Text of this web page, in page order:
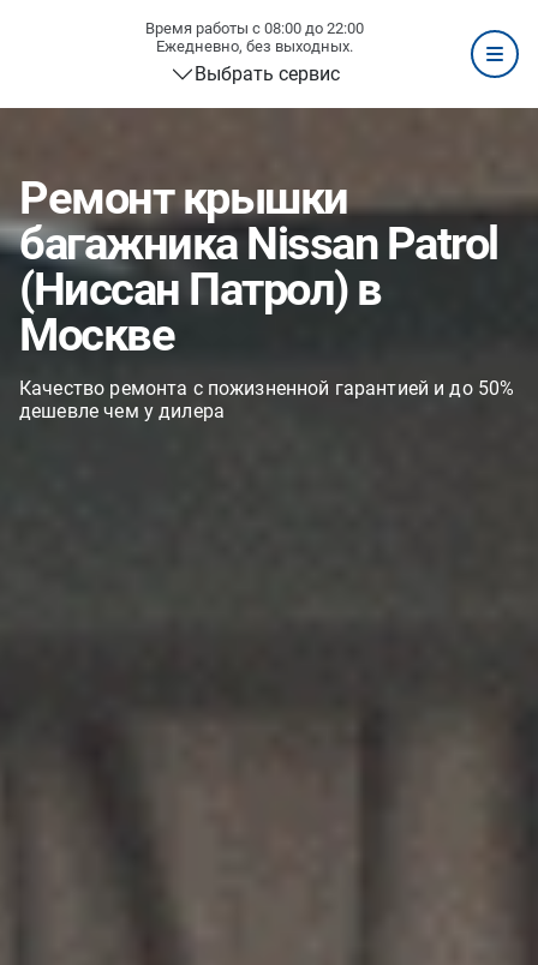
Время работы с 08:00 до 22:00
Ежедневно, без выходных.
Выбрать сервис
Ремонт крышки
багажника Nissan Patrol
(Ниссан Патрол) в
Москве
Качество ремонта с пожизненной гарантией и до 50%
дешевле чем у дилера